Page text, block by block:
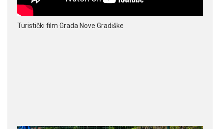
Turistički film Grada Nove Gradiške